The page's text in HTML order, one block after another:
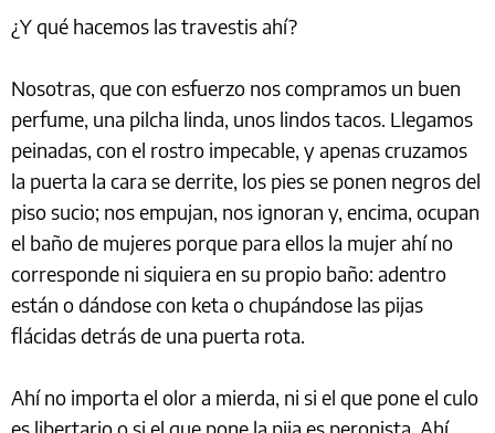
¿Y qué hacemos las travestis ahí?
Nosotras, que con esfuerzo nos compramos un buen
perfume, una pilcha linda, unos lindos tacos. Llegamos
peinadas, con el rostro impecable, y apenas cruzamos
la puerta la cara se derrite, los pies se ponen negros del
piso sucio; nos empujan, nos ignoran y, encima, ocupan
el baño de mujeres porque para ellos la mujer ahí no
corresponde ni siquiera en su propio baño: adentro
están o dándose con keta o chupándose las pijas
flácidas detrás de una puerta rota.
Ahí no importa el olor a mierda, ni si el que pone el culo
es libertario o si el que pone la pija es peronista. Ahí